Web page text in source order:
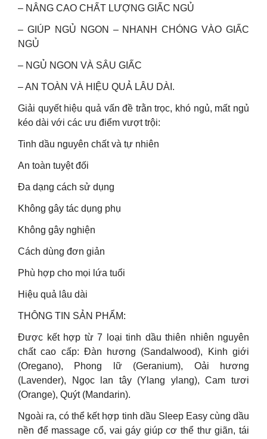
– NÂNG CAO CHẤT LƯỢNG GIẤC NGỦ
– GIÚP NGỦ NGON – NHANH CHÓNG VÀO GIẤC
NGỦ
– NGỦ NGON VÀ SÂU GIẤC
– AN TOÀN VÀ HIỆU QUẢ LÂU DÀI.
Giải quyết hiệu quả vấn đề trằn trọc, khó ngủ, mất ngủ
kéo dài với các ưu điểm vượt trội:
Tinh dầu nguyên chất và tự nhiên
An toàn tuyệt đối
Đa dạng cách sử dụng
Không gây tác dụng phụ
Không gây nghiện
Cách dùng đơn giản
Phù hợp cho mọi lứa tuổi
Hiệu quả lâu dài
THÔNG TIN SẢN PHẨM:
Được kết hợp từ 7 loại tinh dầu thiên nhiên nguyên
chất cao cấp: Đàn hương (Sandalwood), Kinh giới
(Oregano), Phong lữ (Geranium), Oải hương
(Lavender), Ngọc lan tây (Ylang ylang), Cam tươi
(Orange), Quýt (Mandarin).
Ngoài ra, có thể kết hợp tinh dầu Sleep Easy cùng dầu
nền để massage cổ, vai gáy giúp cơ thể thư giãn, tái